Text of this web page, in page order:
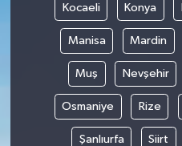
Kocaeli Konya
Manisa Mardin
Muş Nevşehir
Osmaniye Rize
Şanlıurfa Siirt